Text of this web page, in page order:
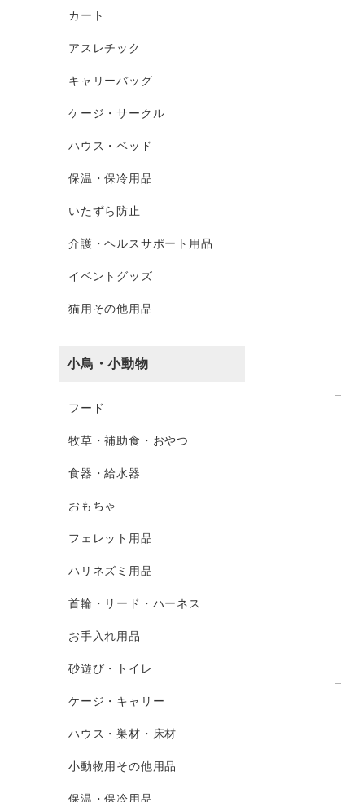
カート
アスレチック
キャリーバッグ
ケージ・サークル
ハウス・ベッド
保温・保冷用品
いたずら防止
介護・ヘルスサポート用品
イベントグッズ
猫用その他用品
小鳥・小動物
フード
牧草・補助食・おやつ
食器・給水器
おもちゃ
フェレット用品
ハリネズミ用品
首輪・リード・ハーネス
お手入れ用品
砂遊び・トイレ
ケージ・キャリー
ハウス・巣材・床材
小動物用その他用品
保温・保冷用品